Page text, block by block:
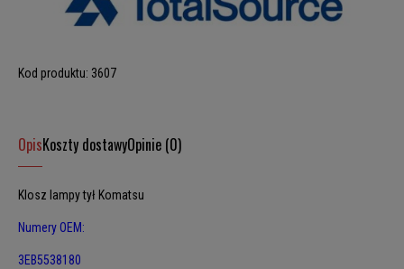
Kod produktu: 3607
OpisKoszty dostawyOpinie (0)
Klosz lampy tył Komatsu
Numery OEM:
3EB5538180